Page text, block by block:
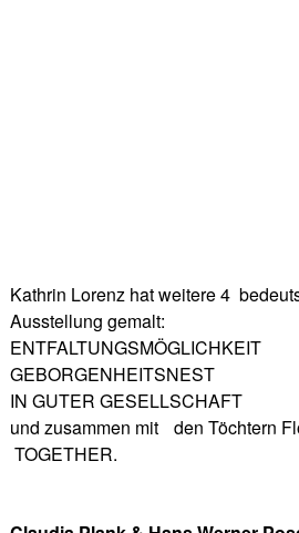
Kathrin Lorenz hat weitere 4
Ausstellung gemalt:
ENTFALTUNGSMÖGLICHKEIT
GEBORGENHEITSNEST
IN GUTER GESELLSCHAFT
und zusammen mit den Töchtern
TOGETHER.